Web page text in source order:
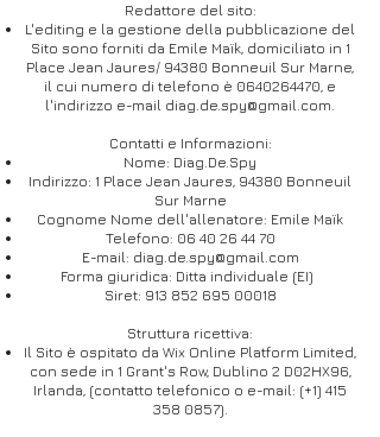
Redattore del sito:
L'editing e la gestione della pubblicazione del
Sito sono forniti da Emile Maïk, domiciliato in 1
Place Jean Jaures/ 94380 Bonneuil Sur Marne,
il cui numero di telefono è 0640264470, e
l'indirizzo e-mail diag.de.spy@gmail.com.
Contatti e Informazioni:
Nome: Diag.De.Spy
Indirizzo: 1 Place Jean Jaures, 94380 Bonneuil
Sur Marne
Cognome Nome dell'allenatore: Emile Maïk
Telefono: 06 40 26 44 70
E-mail: diag.de.spy@gmail.com
Forma giuridica: Ditta individuale (EI)
Siret: 913 852 695 00018
Struttura ricettiva:
Il Sito è ospitato da Wix Online Platform Limited,
con sede in 1 Grant's Row, Dublino 2 D02HX96,
Irlanda, (contatto telefonico o e-mail: (+1) 415
358 0857).